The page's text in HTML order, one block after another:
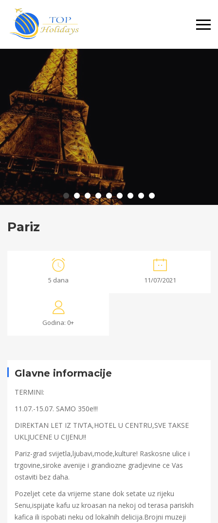
Primary
Menu
Pariz
5 dana 11/07/2021
Godina: 0+
Pariz
Glavne informacije
TERMINI:
11.07.-15.07. SAMO 350e!!!
DIREKTAN LET IZ TIVTA,HOTEL U CENTRU,SVE TAKSE
UKLJUCENE U CIJENU!!
Pariz-grad svijetla,ljubavi,mode,kulture! Raskosne ulice i
trgovine,siroke avenije i grandiozne gradjevine ce Vas
ostaviti bez daha.
Pozeljet cete da vrijeme stane dok setate uz rijeku
Senu,ispijate kafu uz kroasan na nekoj od terasa pariskih
kafica ili ispobati neku od lokalnih delicija.Brojni muzeji